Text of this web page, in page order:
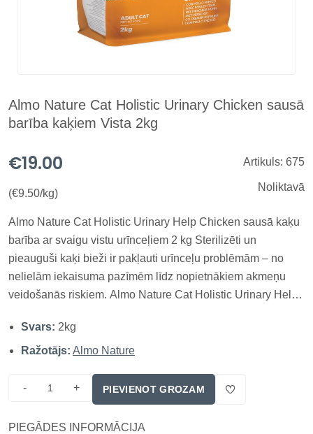
Almo Nature Cat Holistic Urinary Chicken sausā
barība kaķiem Vista 2kg
€19.00
(€9.50/kg)
Artikuls: 675
Noliktavā
Almo Nature Cat Holistic Urinary Help Chicken sausā kaķu
barība ar svaigu vistu urīnceļiem 2 kg Sterilizēti un
pieauguši kaķi bieži ir pakļauti urīnceļu problēmām – no
nelielām iekaisuma pazīmēm līdz nopietnākiem akmeņu
veidošanās riskiem. Almo Nature Cat Holistic Urinary Help
urīnceļu sistēmas atbalstam. Tā apvieno samazinātu
magnija,...
Svars: 2kg
Ražotājs: Almo Nature
- + PIEVIENOT GROZAM
PIEGĀDES INFORMĀCIJA